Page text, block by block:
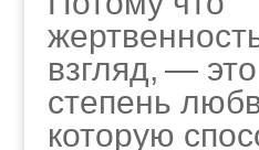
взгляд, —
степень
которую